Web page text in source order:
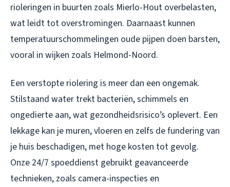
rioleringen in buurten zoals Mierlo-Hout overbelasten,
wat leidt tot overstromingen. Daarnaast kunnen
temperatuurschommelingen oude pijpen doen barsten,
vooral in wijken zoals Helmond-Noord.
Een verstopte riolering is meer dan een ongemak.
Stilstaand water trekt bacteriën, schimmels en
ongedierte aan, wat gezondheidsrisico’s oplevert. Een
lekkage kan je muren, vloeren en zelfs de fundering van
je huis beschadigen, met hoge kosten tot gevolg.
Onze 24/7 spoeddienst gebruikt geavanceerde
technieken, zoals camera-inspecties en